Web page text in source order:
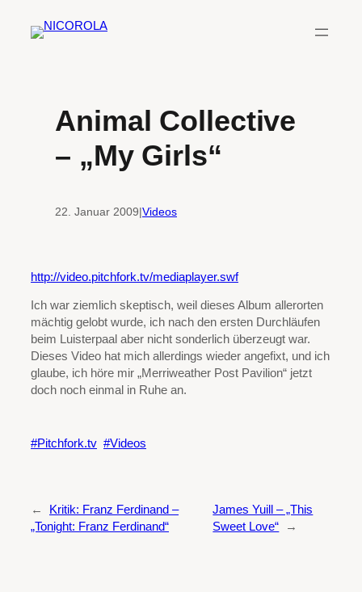
Inhalt
Animal Collective
– „My Girls“
22. Januar 2009|Videos
http://video.pitchfork.tv/mediaplayer.swf
Ich war ziemlich skeptisch, weil dieses Album allerorten
mächtig gelobt wurde, ich nach den ersten Durchläufen
beim Luisterpaal aber nicht sonderlich überzeugt war.
Dieses Video hat mich allerdings wieder angefixt, und ich
glaube, ich höre mir „Merriweather Post Pavilion“ jetzt
doch noch einmal in Ruhe an.
Pitchfork.tv Videos
←
Kritik: Franz Ferdinand –
„Tonight: Franz Ferdinand“
James Yuill – „This
Sweet Love“
→